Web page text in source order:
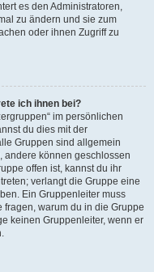
es den Administratoren,
zu ändern und sie zum
oder ihnen Zugriff zu
ich ihnen bei?
im persönlichen
du dies mit der
Gruppen sind allgemein
andere können geschlossen
offen ist, kannst du ihr
verlangt die Gruppe eine
Ein Gruppenleiter muss
warum du in die Gruppe
keinen Gruppenleiter, wenn er